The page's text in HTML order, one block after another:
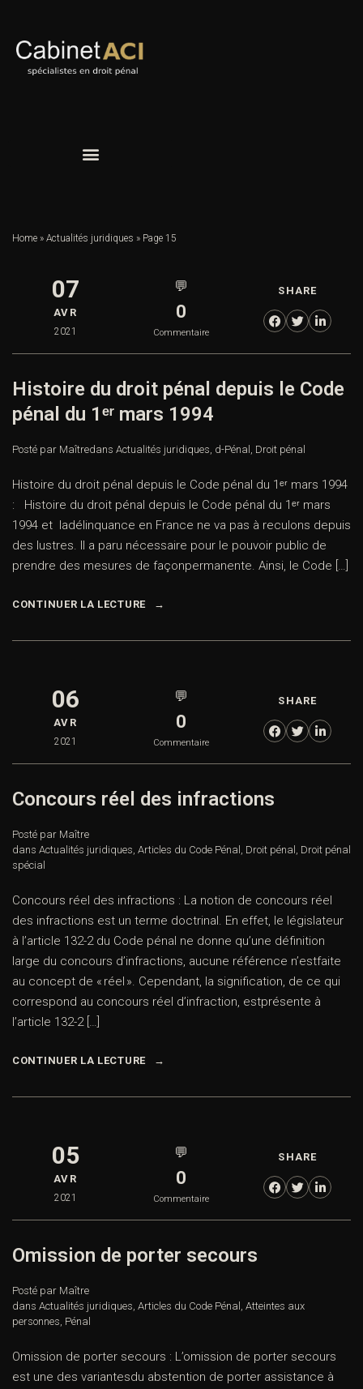
Home » Actualités juridiques » Page 15
07
AVR
2021
💬
0
Commentaire
SHARE
Histoire du droit pénal depuis le Code
pénal du 1ᵉʳ mars 1994
Posté par Maîtredans Actualités juridiques, d-Pénal , Droit pénal
Histoire du droit pénal depuis le Code pénal du 1ᵉʳ mars 1994
: Histoire du droit pénal depuis le Code pénal du 1ᵉʳ mars
1994 et ladélinquance en France ne va pas à reculons depuis
des lustres. Il a paru nécessaire pour le pouvoir public de
prendre des mesures de façonpermanente. Ainsi, le Code […]
CONTINUER LA LECTURE
06
AVR
2021
💬
0
Commentaire
SHARE
Concours réel des infractions
Posté par Maître
dans Actualités juridiques, Articles du Code Pénal , Droit pénal , Droit pénal
spécial
Concours réel des infractions : La notion de concours réel
des infractions est un terme doctrinal. En effet, le législateur
à l’article 132-2 du Code pénal ne donne qu’une définition
large du concours d’infractions, aucune référence n’estfaite
au concept de « réel ». Cependant, la signification, de ce qui
correspond au concours réel d’infraction, estprésente à
l’article 132-2 […]
CONTINUER LA LECTURE
05
AVR
2021
💬
0
Commentaire
SHARE
Omission de porter secours
Posté par Maître
dans Actualités juridiques, Articles du Code Pénal , Atteintes aux
personnes, Pénal
Omission de porter secours : L’omission de porter secours
est une des variantesdu abstention de porter assistance à